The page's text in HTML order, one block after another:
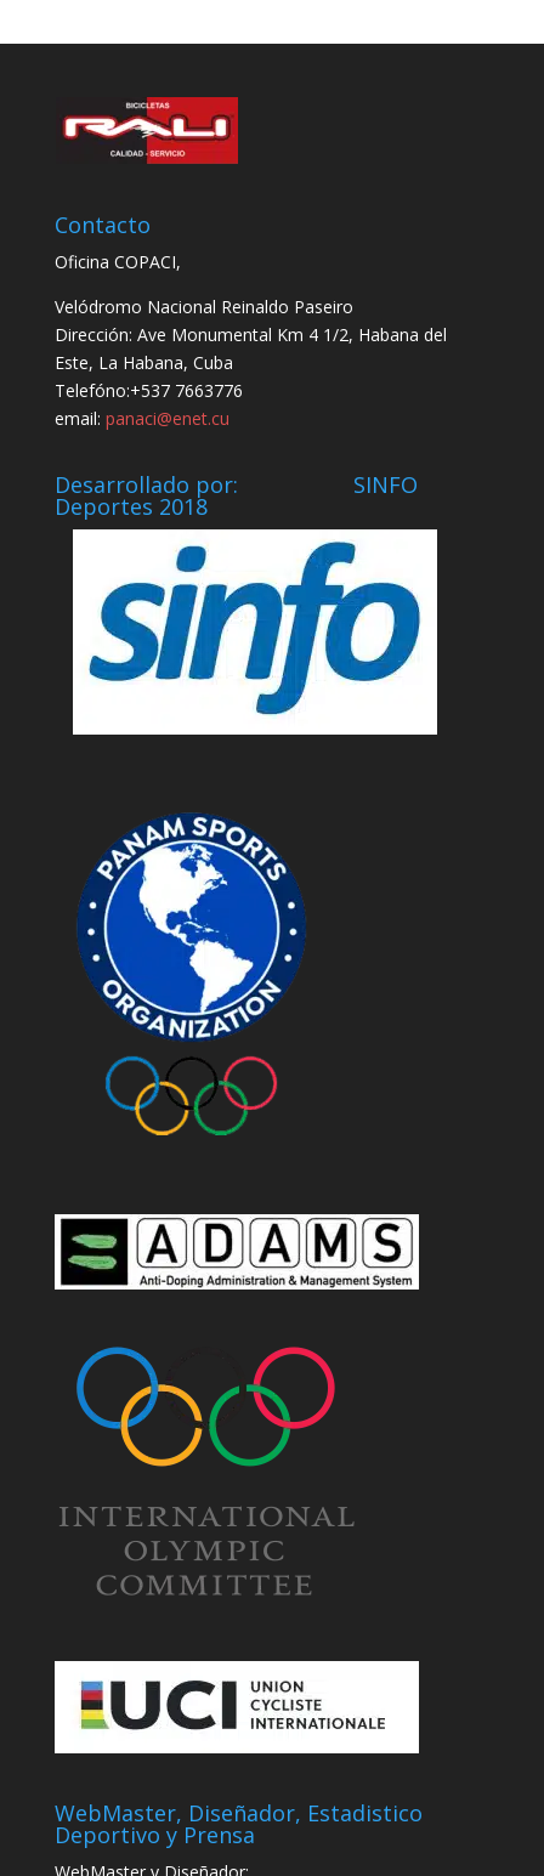
Contacto
Oficina COPACI,
Velódromo Nacional Reinaldo Paseiro
Dirección: Ave Monumental Km 4 1/2, Habana del
Este, La Habana, Cuba
Telefóno:+537 7663776
email: panaci@enet.cu
Desarrollado por: SINFO
Deportes 2018
WebMaster, Diseñador, Estadistico
Deportivo y Prensa